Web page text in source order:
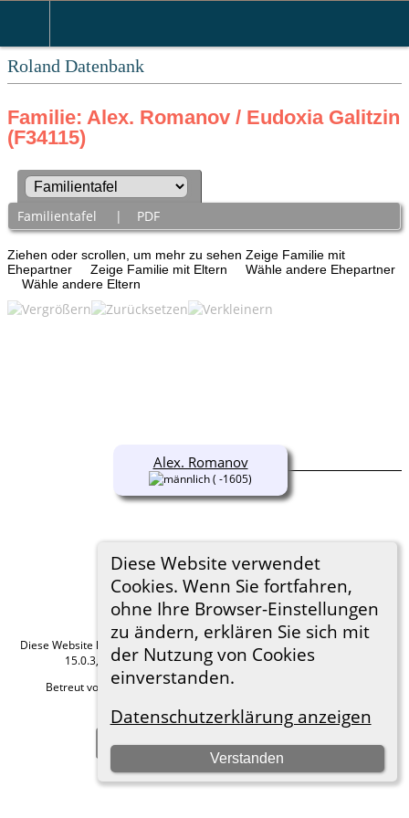
Roland Datenbank
Diese Website verwendet
Cookies. Wenn Sie fortfahren,
ohne Ihre Browser-Einstellungen
zu ändern, erklären Sie sich mit
der Nutzung von Cookies
einverstanden.
Datenschutzerklärung anzeigen
Verstanden
Familie: Alex. Romanov / Eudoxia Galitzin
(F34115)
Familientafel | PDF
Ziehen oder scrollen, um mehr zu sehen Zeige Familie mit
Ehepartner
Zeige Familie mit Eltern
Wähle andere Ehepartner
Wähle andere Eltern
Alex. Romanov
( -1605)
Diese Website läuft mit The Next Generation of Genealogy Sitebuilding
15.0.3, programmiert von Darrin Lythgoe © 2001-2026.
Betreut von
Roland zu Dortmund e.V.. |
Hier geht es zum Impressum
Zur Desktop-Webseite wechseln